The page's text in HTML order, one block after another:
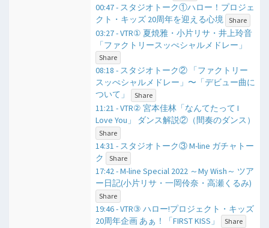
00:47 - スタジオトーク①ハロー！プロジェ
クト・キッズ 20周年を迎える心境 Share
03:27 - VTR① 夏焼雅・小片リサ・井上玲音
「ファクトリースッぺシャルメドレー」
Share
08:18 - スタジオトーク② 「ファクトリー
スッぺシャルメドレー」〜「デビュー曲に
ついて」
Share
11:21 - VTR② 宮本佳林「なんてたって I
Love You」 ダンス解説②（間奏のダンス）
Share
14:31 - スタジオトーク③ M-line ガチャトー
ク
Share
17:42 - M-line Special 2022 ～My Wish～ ツア
ー日記(小片リサ・一岡伶奈・高瀬くるみ)
Share
19:46 - VTR③ ハロー!プロジェクト・キッズ
20周年企画 あぁ！「FIRST KISS」
Share